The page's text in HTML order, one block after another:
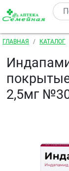
Перейти к
Строка
ГЛАВНАЯ КАТАЛОГ
2,5мг